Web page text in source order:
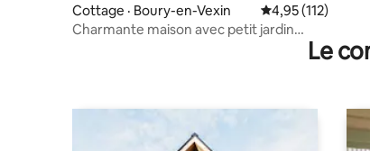
Cottage · Boury-en-Vexin Note moyenne
4,95 (112)
Charmante maison avec petit jardin
Le